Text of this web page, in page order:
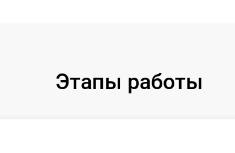
Этапы работы